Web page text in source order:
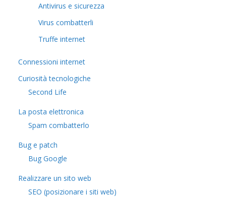
Antivirus e sicurezza
Virus combatterli
Truffe internet
Connessioni internet
Curiosità tecnologiche
​Second Life
La posta elettronica
Spam combatterlo
Bug e patch
Bug Google
Realizzare un sito web
SEO (posizionare i siti web)